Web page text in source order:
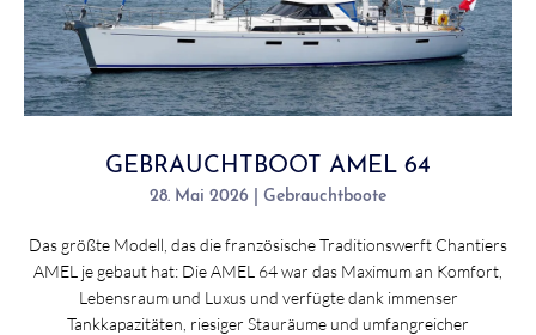
GEBRAUCHTBOOT AMEL 64
28. Mai 2026 | Gebrauchtboote
Das größte Modell, das die französische Traditionswerft Chantiers
AMEL je gebaut hat: Die AMEL 64 war das Maximum an Komfort,
Lebensraum und Luxus und verfügte dank immenser
Tankkapazitäten, riesiger Stauräume und umfangreicher